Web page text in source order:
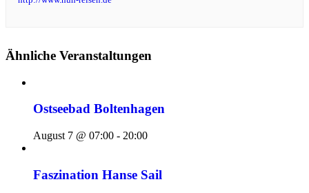
Ähnliche Veranstaltungen
Ostseebad Boltenhagen
August 7 @ 07:00 - 20:00
Faszination Hanse Sail